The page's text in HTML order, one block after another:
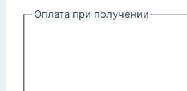
Оплата при получении